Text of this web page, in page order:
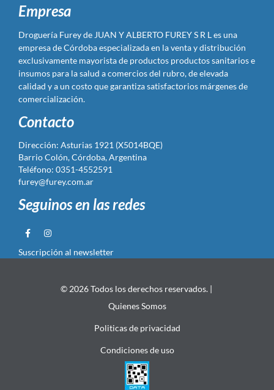
Empresa
Droguería Furey de JUAN Y ALBERTO FUREY S R L es una
empresa de Córdoba especializada en la venta y distribución
exclusivamente mayorista de productos productos sanitarios e
insumos para la salud a comercios del rubro, de elevada
calidad y a un costo que garantiza satisfactorios márgenes de
comercialización.
Contacto
Dirección: Asturias 1921 (X5014BQE)
Barrio Colón, Córdoba, Argentina
Teléfono: 0351-4552591
furey@furey.com.ar
Seguinos en las redes
Suscripción al newsletter
© 2026 Todos los derechos reservados. |
Quienes Somos
Politicas de privacidad
Condiciones de uso